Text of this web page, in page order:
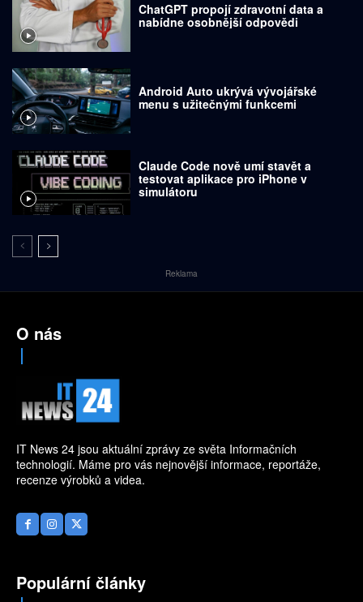
ChatGPT propojí zdravotní data a
nabídne osobnější odpovědi
Android Auto ukrývá vývojářské
menu s užitečnými funkcemi
Claude Code nově umí stavět a
testovat aplikace pro iPhone v
simulátoru
Reklama
O nás
IT News 24 jsou aktuální zprávy ze světa Informačních
technologií. Máme pro vás nejnovější informace, reportáže,
recenze výrobků a videa.
Populární články